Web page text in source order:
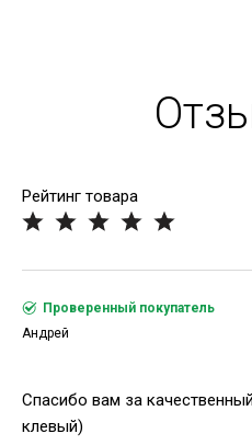
Рейтинг товара
Спасибо вам за
клевый)
Проверенный покупатель
Андрей